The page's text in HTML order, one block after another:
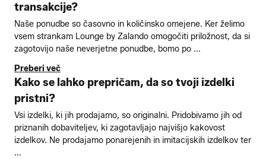
transakcije?
Naše ponudbe so časovno in količinsko omejene. Ker želimo
vsem strankam Lounge by Zalando omogočiti priložnost, da si
zagotovijo naše neverjetne ponudbe, bomo po ...
Preberi več
Kako se lahko prepričam, da so tvoji izdelki
pristni?
Vsi izdelki, ki jih prodajamo, so originalni. Pridobivamo jih od
priznanih dobaviteljev, ki zagotavljajo najvišjo kakovost
izdelkov. Ne prodajamo ponarejenih in imitacijskih izdelkov ter
...